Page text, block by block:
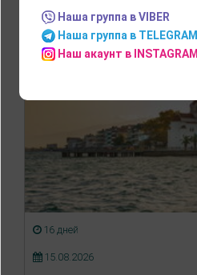
16 дней
15.08.2026
Наша группа в VIBER
Наша группа в TELEGRAM
Наш акаунт в INSTAGRAM